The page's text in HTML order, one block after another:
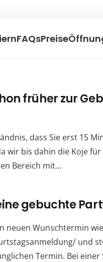
FAQsPreise
früher zur
dass Sie erst 15
wir bis dahin die Koje
Bereich mit…
gebuchte
neuen Wunschtermin
und
Termin. Bei